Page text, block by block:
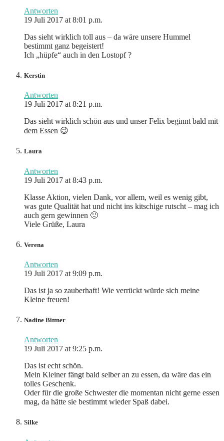
Antworten
19 Juli 2017 at 8:01 p.m.
Das sieht wirklich toll aus – da wäre unsere Hummel
bestimmt ganz begeistert!
Ich „hüpfe“ auch in den Lostopf ?
Kerstin
Antworten
19 Juli 2017 at 8:21 p.m.
Das sieht wirklich schön aus und unser Felix beginnt bald mit
dem Essen 😉
Laura
Antworten
19 Juli 2017 at 8:43 p.m.
Klasse Aktion, vielen Dank, vor allem, weil es wenig gibt,
was gute Qualität hat und nicht ins kitschige rutscht – mag ich
auch gern gewinnen 🙂
Viele Grüße, Laura
Verena
Antworten
19 Juli 2017 at 9:09 p.m.
Das ist ja so zauberhaft! Wie verrückt würde sich meine
Kleine freuen!
Nadine Bittner
Antworten
19 Juli 2017 at 9:25 p.m.
Das ist echt schön.
Mein Kleiner fängt bald selber an zu essen, da wäre das ein
tolles Geschenk.
Oder für die große Schwester die momentan nicht gerne essen
mag, da hätte sie bestimmt wieder Spaß dabei.
Silke